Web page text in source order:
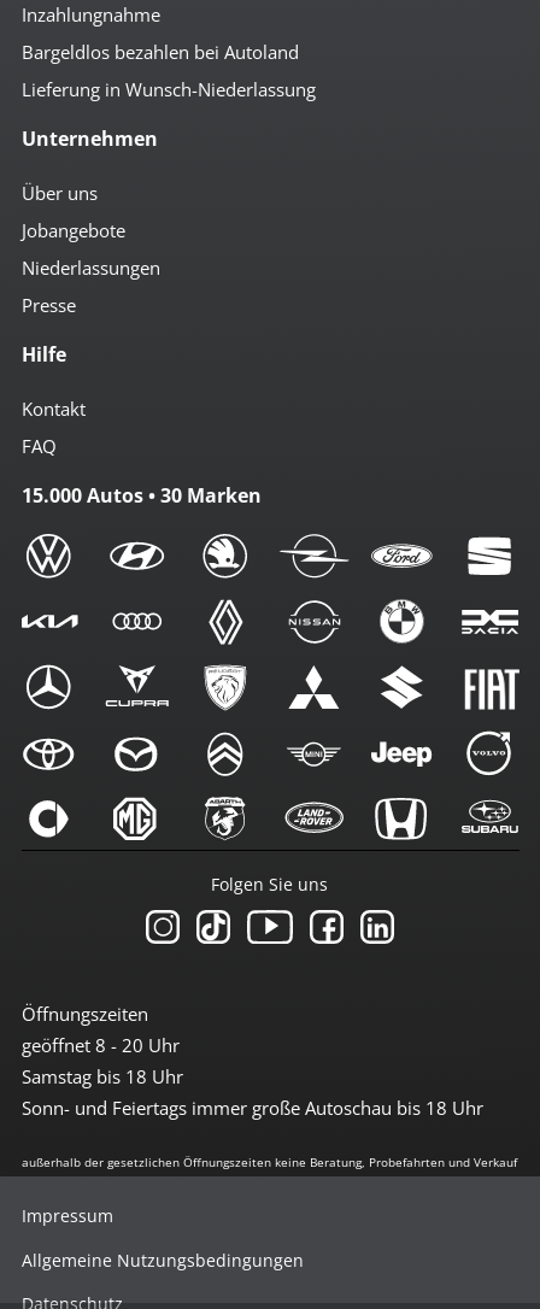
Inzahlungnahme
Bargeldlos bezahlen bei Autoland
Lieferung in Wunsch-Niederlassung
Unternehmen
Über uns
Jobangebote
Niederlassungen
Presse
Hilfe
Kontakt
FAQ
15.000 Autos • 30 Marken
Öffnungszeiten
geöffnet 8 - 20 Uhr
Samstag bis 18 Uhr
Sonn- und Feiertags immer große Autoschau bis 18 Uhr
Folgen Sie uns
außerhalb der gesetzlichen Öffnungszeiten keine Beratung, Probefahrten und Verkauf
Impressum
Allgemeine Nutzungsbedingungen
Datenschutz